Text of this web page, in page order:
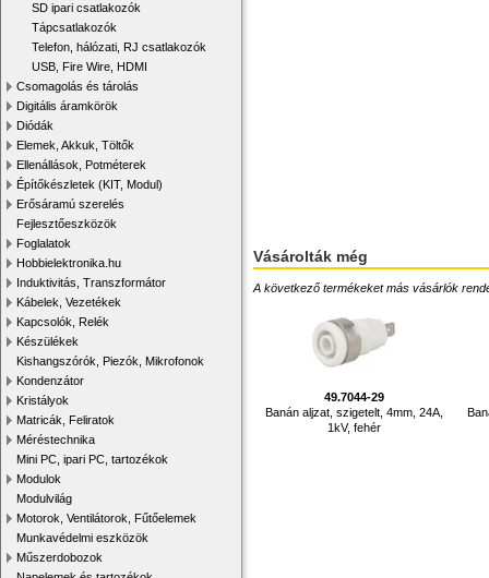
SD ipari csatlakozók
Tápcsatlakozók
Telefon, hálózati, RJ csatlakozók
USB, Fire Wire, HDMI
Csomagolás és tárolás
Digitális áramkörök
Diódák
Elemek, Akkuk, Töltők
Ellenállások, Potméterek
Építőkészletek (KIT, Modul)
Erősáramú szerelés
Fejlesztőeszközök
Foglalatok
Hobbielektronika.hu
Induktivitás, Transzformátor
Kábelek, Vezetékek
Kapcsolók, Relék
Készülékek
Kishangszórók, Piezók, Mikrofonok
Kondenzátor
Kristályok
Matricák, Feliratok
Méréstechnika
Mini PC, ipari PC, tartozékok
Modulok
Modulvilág
Motorok, Ventilátorok, Fűtőelemek
Munkavédelmi eszközök
Műszerdobozok
Vásárolták még
A következő termékeket más vásárlók
49.7044-29
Banán aljzat, szigetelt, 4mm, 24A,
1kV, fehér